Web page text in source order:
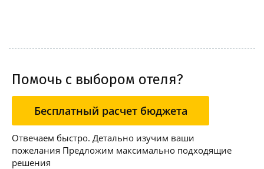
Помочь с выбором отеля?
Бесплатный расчет бюджета
Отвечаем быстро. Детально изучим ваши
пожелания Предложим максимально подходящие
решения